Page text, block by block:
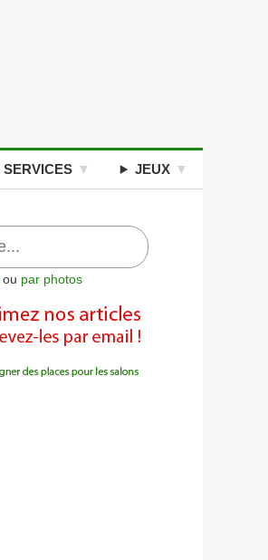
SERVICES JEUX
ou par photos